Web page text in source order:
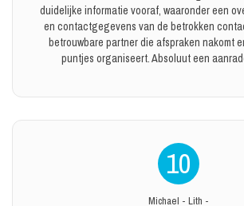
duidelijke informatie vooraf, waaronder een
en contactgegevens van de betrokken
betrouwbare partner die afspraken nakomt
puntjes organiseert. Absoluut een
10
Michael - Lith -